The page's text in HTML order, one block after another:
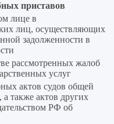
приставов
лице в
лиц, осуществляющих
задолженности в
рассмотренных жалоб
услуг
актов судов общей
также актов других
РФ об